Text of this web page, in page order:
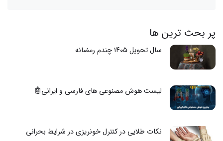
پر بحث ترین ها
سال تحویل ۱۴۰۵ چندم رمضانه
لیست هوش مصنوعی های فارسی و ایرانی🤖
نکات طلایی در کنترل خونریزی در شرایط بحرانی